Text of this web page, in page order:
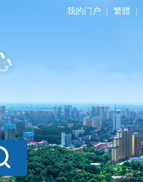
我的门户 繁體